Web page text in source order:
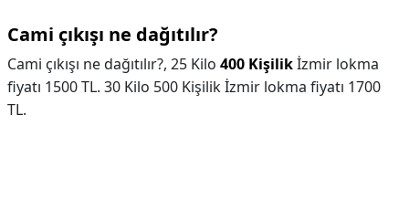
Cami çıkışı ne dağıtılır?
Cami çıkışı ne dağıtılır?, 25 Kilo 400 Kişilikİzmir lokma
fiyatı 1500 TL. 30 Kilo 500 Kişilik İzmir lokma fiyatı 1700
TL.